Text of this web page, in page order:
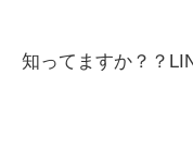
知ってますか？？